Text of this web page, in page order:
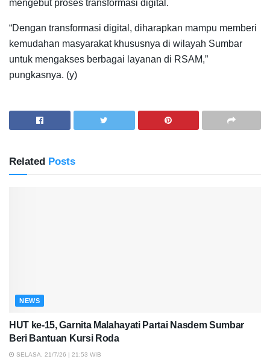
mengebut proses transformasi digital.
“Dengan transformasi digital, diharapkan mampu memberi
kemudahan masyarakat khususnya di wilayah Sumbar
untuk mengakses berbagai layanan di RSAM,”
pungkasnya. (y)
Related Posts
NEWS
HUT ke-15, Garnita Malahayati Partai Nasdem Sumbar
Beri Bantuan Kursi Roda
SELASA, 21/7/26 | 21:53 WIB